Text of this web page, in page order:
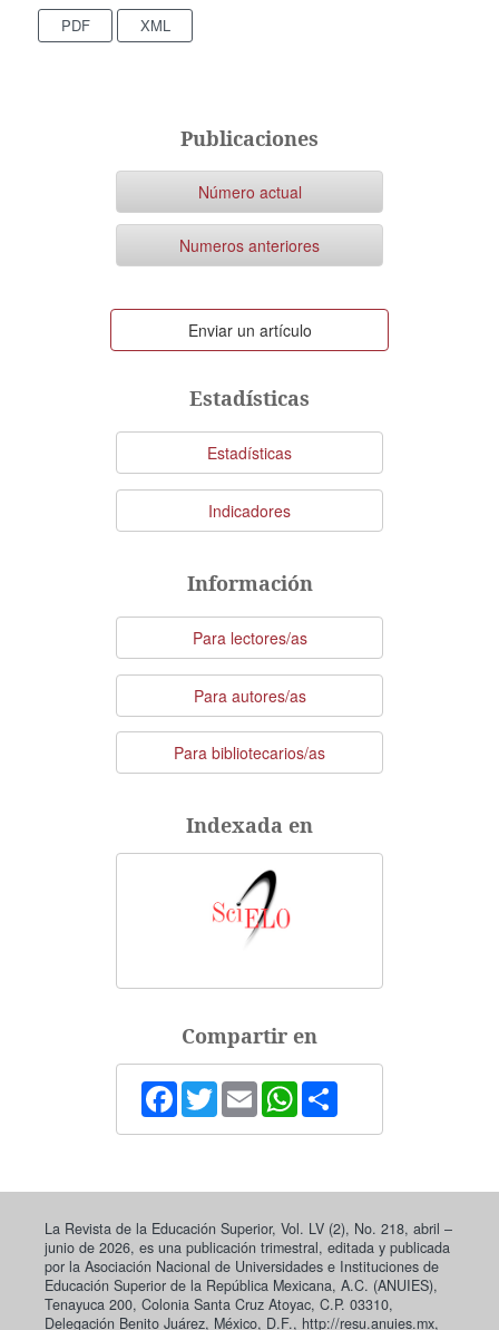
PDF XML
Publicaciones
Número actual
Numeros anteriores
Enviar
un
artículo
Enviar un artículo
Estadísticas
Estadísticas
Indicadores
Información
Para lectores/as
Para autores/as
Para bibliotecarios/as
Indexada en
Compartir en
Facebook
TwitterEmail WhatsApp
La Revista de la Educación Superior, Vol. LV (2), No. 218, abril –
junio de 2026, es una publicación trimestral, editada y publicada
por la Asociación Nacional de Universidades e Instituciones de
Educación Superior de la República Mexicana, A.C. (ANUIES),
Tenayuca 200, Colonia Santa Cruz Atoyac, C.P. 03310,
Delegación Benito Juárez, México, D.F., http://resu.anuies.mx,